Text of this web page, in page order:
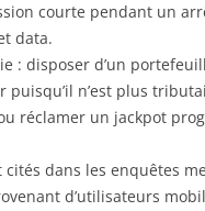
courte pendant un
data.
: disposer d’un
puisqu’il n’est plus
réclamer un jackpot
cités dans les enquêtes
d’utilisateurs